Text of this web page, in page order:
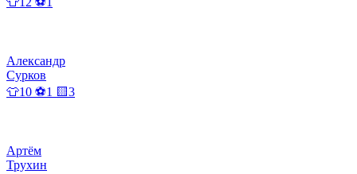
Александр
Сурков
👕10 ⚽1 🟨3
Артём
Трухин